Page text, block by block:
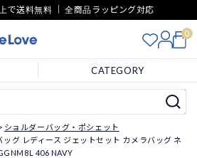
で送料無料 ｜ 全商品ラッピング対応
0
CATEGORY
ショルダーバッグ・ポシェット
グ レディース ジェットセット カメラバッグ ネ
406 NAVY